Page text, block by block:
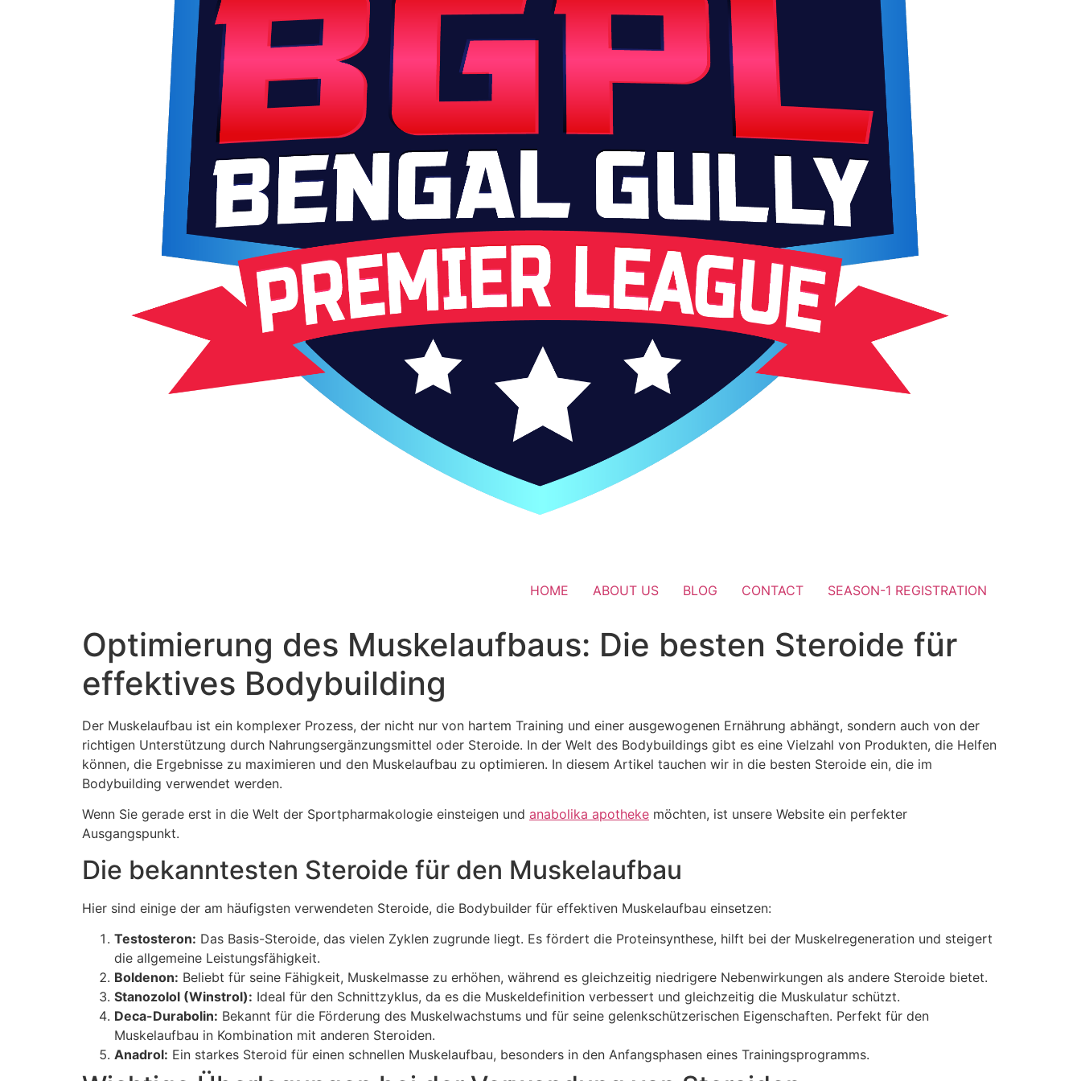
HOME ABOUT US BLOG CONTACT SEASON-1 REGISTRATION
Optimierung des Muskelaufbaus: Die besten Steroide für
effektives Bodybuilding
Der Muskelaufbau ist ein komplexer Prozess, der nicht nur von hartem Training und einer ausgewogenen Ernährung abhängt, sondern auch von der
richtigen Unterstützung durch Nahrungsergänzungsmittel oder Steroide. In der Welt des Bodybuildings gibt es eine Vielzahl von Produkten, die Helfen
können, die Ergebnisse zu maximieren und den Muskelaufbau zu optimieren. In diesem Artikel tauchen wir in die besten Steroide ein, die im
Bodybuilding verwendet werden.
Wenn Sie gerade erst in die Welt der Sportpharmakologie einsteigen und anabolika apotheke möchten, ist unsere Website ein perfekter
Ausgangspunkt.
Die bekanntesten Steroide für den Muskelaufbau
Hier sind einige der am häufigsten verwendeten Steroide, die Bodybuilder für effektiven Muskelaufbau einsetzen:
Testosteron: Das Basis-Steroide, das vielen Zyklen zugrunde liegt. Es fördert die Proteinsynthese, hilft bei der Muskelregeneration und steigert
die allgemeine Leistungsfähigkeit.
Boldenon: Beliebt für seine Fähigkeit, Muskelmasse zu erhöhen, während es gleichzeitig niedrigere Nebenwirkungen als andere Steroide bietet.
Stanozolol (Winstrol): Ideal für den Schnittzyklus, da es die Muskeldefinition verbessert und gleichzeitig die Muskulatur schützt.
Deca-Durabolin: Bekannt für die Förderung des Muskelwachstums und für seine gelenkschützerischen Eigenschaften. Perfekt für den
Muskelaufbau in Kombination mit anderen Steroiden.
Anadrol: Ein starkes Steroid für einen schnellen Muskelaufbau, besonders in den Anfangsphasen eines Trainingsprogramms.